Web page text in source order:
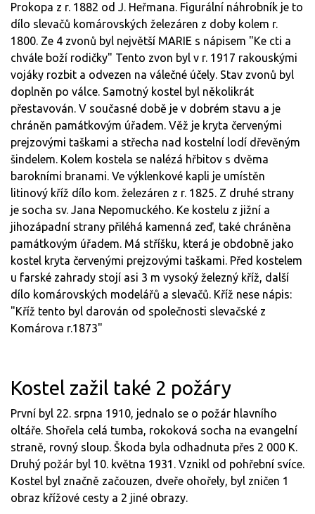
Prokopa z r. 1882 od J. Heřmana. Figurální náhrobník je to
dílo slevačů komárovských železáren z doby kolem r.
1800. Ze 4 zvonů byl největší MARIE s nápisem "Ke cti a
chvále boží rodičky" Tento zvon byl v r. 1917 rakouskými
vojáky rozbit a odvezen na válečné účely. Stav zvonů byl
doplněn po válce. Samotný kostel byl několikrát
přestavován. V současné době je v dobrém stavu a je
chráněn památkovým úřadem. Věž je kryta červenými
prejzovými taškami a střecha nad kostelní lodí dřevěným
šindelem. Kolem kostela se nalézá hřbitov s dvěma
barokními branami. Ve výklenkové kapli je umístěn
litinový kříž dílo kom. železáren z r. 1825. Z druhé strany
je socha sv. Jana Nepomuckého. Ke kostelu z jižní a
jihozápadní strany přiléhá kamenná zeď, také chráněna
památkovým úřadem. Má stříšku, která je obdobně jako
kostel kryta červenými prejzovými taškami. Před kostelem
u farské zahrady stojí asi 3 m vysoký železný kříž, další
dílo komárovských modelářů a slevačů. Kříž nese nápis:
"Kříž tento byl darován od společnosti slevačské z
Komárova r.1873"
Kostel zažil také 2 požáry
První byl 22. srpna 1910, jednalo se o požár hlavního
oltáře. Shořela celá tumba, rokoková socha na evangelní
straně, rovný sloup. Škoda byla odhadnuta přes 2 000 K.
Druhý požár byl 10. května 1931. Vznikl od pohřební svíce.
Kostel byl značně začouzen, dveře ohořely, byl zničen 1
obraz křížové cesty a 2 jiné obrazy.